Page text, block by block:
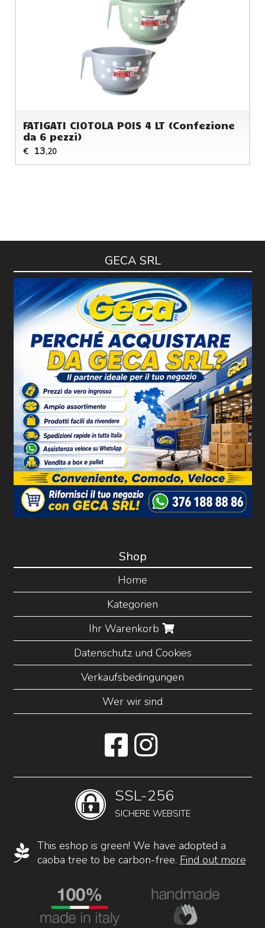
FATIGATI CIOTOLA POIS 4 LT (Confezione
da 6 pezzi)
€ 13,20
GECA SRL
Shop
Home
Kategorien
Ihr Warenkorb
Datenschutz und Cookies
Verkaufsbedingungen
Wer wir sind
SSL-256
SICHERE WEBSITE
This eshop is green! We have adopted a
caoba tree to be carbon-free. Find out more